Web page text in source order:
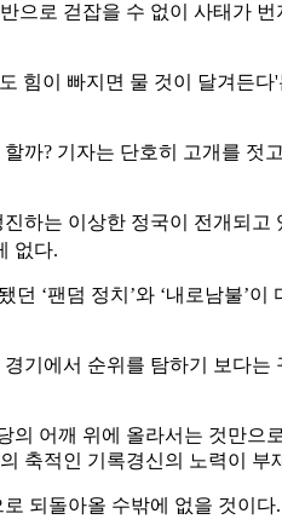
로 걷잡을 수 없이 사태가 번
힘이 빠지면 물 것이 달겨든
까? 기자는 단호히 고개를 젓
하는 이상한 정국이 전개되고
없다.
‘팬덤 정치’와 ‘내로남불’이
기에서 순위를 탐하기 보다는
어깨 위에 올라서는 것만으
축적인 기록경신의 노력이 부
되돌아올 수밖에 없을 것이다.